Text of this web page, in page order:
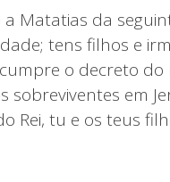
Matatias da
tens filhos e
o decreto do
sobreviventes em
Rei, tu e os teus